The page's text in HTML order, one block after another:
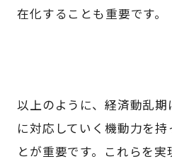
在化することも重要です。
以上のように、経済動乱
に対応していく機動力を
とが重要です。これらを